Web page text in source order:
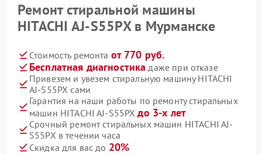
Ремонт стиральной машины
HITACHI AJ-S55PX в Мурманске
Стоимость ремонта от 770 руб.
Бесплатная диагностика даже при отказе
Привезем и увезем стиральную машину HITACHI
AJ-S55PX сами
Гарантия на наши работы по ремонту стиральных
машин HITACHI AJ-S55PXдо 3-х лет
Срочный ремонт стиральных машин HITACHI AJ-
S55PX в течении часа
Скидка для вас до 20%